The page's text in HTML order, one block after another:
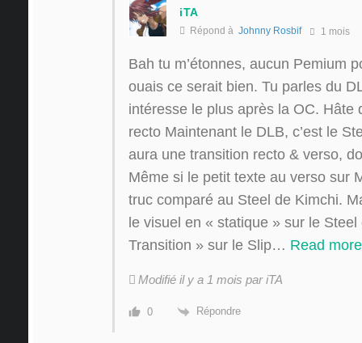
iTA
Répond à Johnny Rosbif 1 mois
Bah tu m’étonnes, aucun Pemium
ouais ce serait bien. Tu parles du
intéresse le plus après la OC. Hâte
recto Maintenant le DLB, c’est le
aura une transition recto & verso,
Même si le petit texte au verso sur
truc comparé au Steel de Kimchi.
le visuel en « statique » sur le
Transition » sur le Slip… Read
Modifié il y a 1 mois par iTA
0 Répondre